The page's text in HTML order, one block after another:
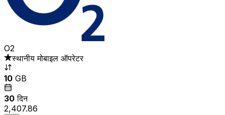
O2
स्थानीय मोबाइल ऑपरेटर
10 GB
30 दिन
₹2,407.86